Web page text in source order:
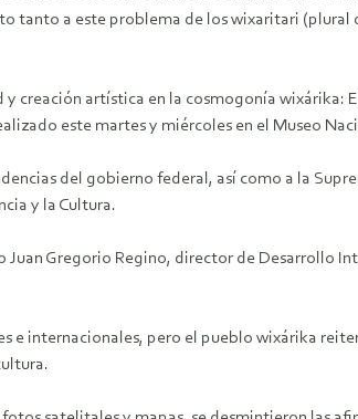
tanto a este problema de los wixaritari
creación artística en la cosmogonía wixárika:
este martes y miércoles en el Museo
del gobierno federal, así como a la
y la Cultura.
Gregorio Regino, director de Desarrollo
e internacionales, pero el pueblo wixárika